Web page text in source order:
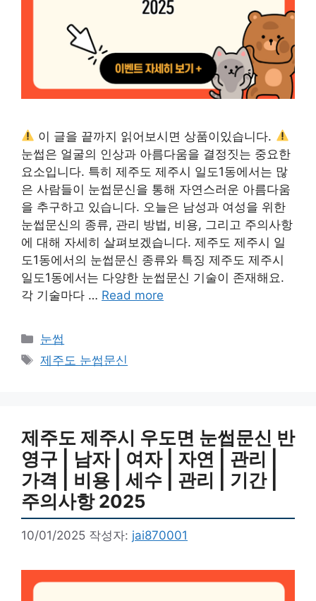
이 글을 끝까지 읽어보시면 상품이있습니다.
눈썹은 얼굴의 인상과 아름다움을 결정짓는 중요한
요소입니다. 특히 제주도 제주시 일도1동에서는 많
은 사람들이 눈썹문신을 통해 자연스러운 아름다움
을 추구하고 있습니다. 오늘은 남성과 여성을 위한
눈썹문신의 종류, 관리 방법, 비용, 그리고 주의사항
에 대해 자세히 살펴보겠습니다. 제주도 제주시 일
도1동에서의 눈썹문신 종류와 특징 제주도 제주시
일도1동에서는 다양한 눈썹문신 기술이 존재해요.
각 기술마다 … Read more
카
테
고
눈썹
태
제주도 눈썹문신
제주도 제주시 우도면 눈썹문신 반
영구 | 남자 | 여자 | 자연 | 관리 |
가격 | 비용 | 세수 | 관리 | 기간 |
주의사항 2025
10/01/2025 작성자: jai870001